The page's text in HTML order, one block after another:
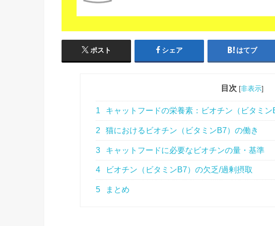
ポスト シェア はてブ
目次 [非表示]
1 キャットフードの栄養素：ビオチン（ビタミン
2 猫におけるビオチン（ビタミンB7）の働き
3 キャットフードに必要なビオチンの量・基準
4 ビオチン（ビタミンB7）の欠乏/過剰摂取
5 まとめ